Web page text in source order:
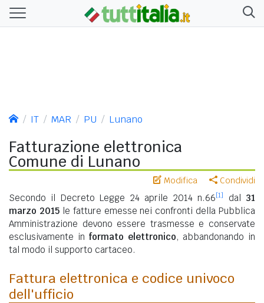
IT MAR PU Lunano
Fatturazione elettronica
Comune di Lunano
Modifica Condividi
Secondo il Decreto Legge 24 aprile 2014 n.66[1] dal 31
marzo 2015le fatture emesse nei confronti della Pubblica
Amministrazione devono essere trasmesse e conservate
esclusivamente in formato elettronico, abbandonando in
tal modo il supporto cartaceo.
Fattura elettronica e codice univoco
dell'ufficio